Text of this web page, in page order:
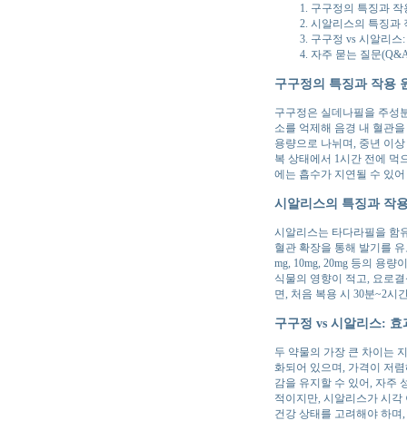
구구정의 특징과 작
시알리스의 특징과
구구정 vs 시알리
자주 묻는 질문
구구정의 특징과 작용
구구정은 실데나필을 주성
소를 억제해 음경 내 혈관
용량으로 나뉘며, 중년 이
복 상태에서 1시간 전에 먹
에는 흡수가 지연될 수 있
시알리스의 특징과 작
시알리스는 타다라필을 함
혈관 확장을 통해 발기를
mg, 10mg, 20mg 등의 용
식물의 영향이 적고, 요로
면, 처음 복용 시 30분~2시
구구정 vs 시알리스:
두 약물의 가장 큰 차이는
화되어 있으며, 가격이 저
감을 유지할 수 있어, 자주
적이지만, 시알리스가 시
건강 상태를 고려해야 하